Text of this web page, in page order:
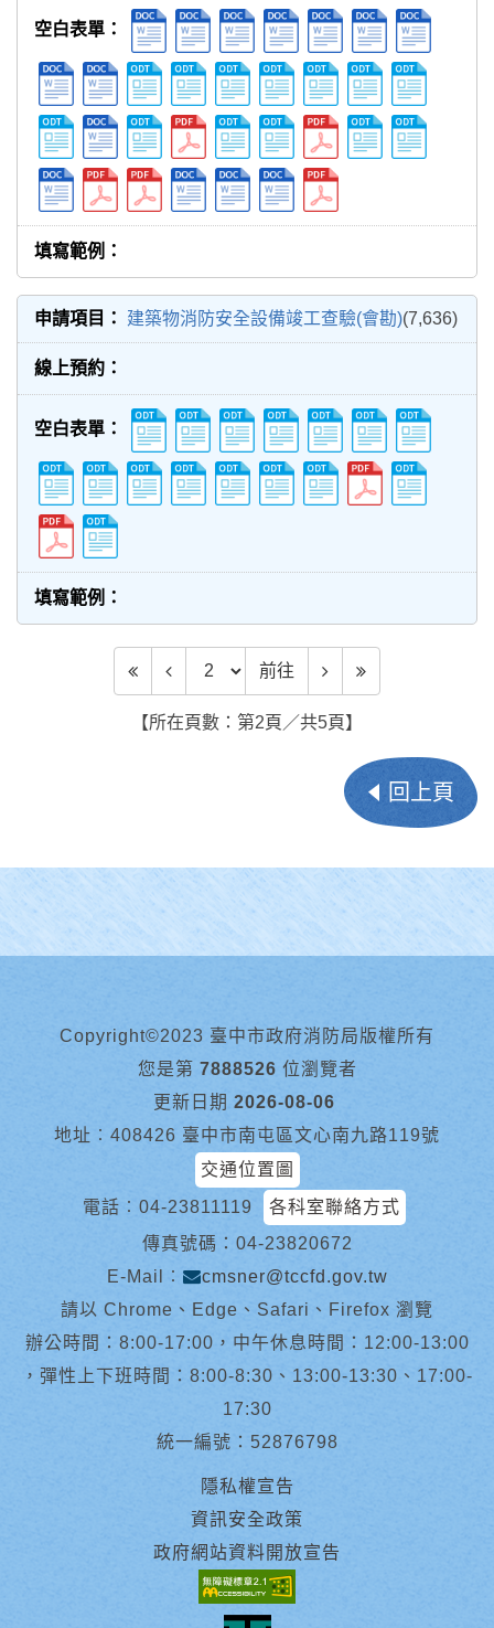
建築物消防安全設備竣工查驗(會勘)(7,636)
前往頁數 前往
【所在頁數：第2頁／共5頁】
回上頁
Copyright©2023 臺中市政府消防局版權所有
您是第 7888526 位瀏覽者
更新日期 2026-08-06
地址︰408426 臺中市南屯區文心南九路119號
交通位置圖
電話︰ 04-23811119
各科室聯絡方式
傳真號碼：04-23820672
E-Mail︰
cmsner@tccfd.gov.tw
請以 Chrome、Edge、Safari、Firefox 瀏覽
辦公時間：8:00-17:00，中午休息時間：12:00-13:00
，彈性上下班時間：8:00-8:30、13:00-13:30、17:00-
17:30
統一編號：52876798
隱私權宣告
資訊安全政策
政府網站資料開放宣告